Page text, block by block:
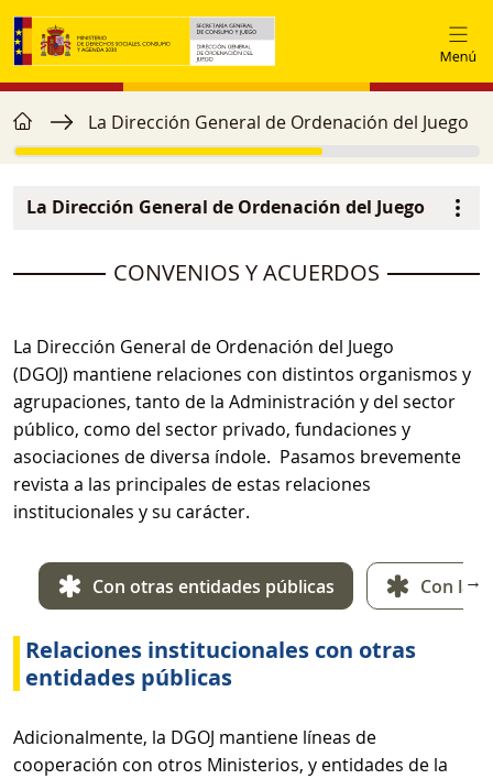
Pasar al contenido principal
Ruta de navegación
home La Dirección General de Ordenación del Juego
La Dirección General de Ordenación del Juego
CONVENIOS Y ACUERDOS
La Dirección General de Ordenación del Juego
(DGOJ) mantiene relaciones con distintos organismos y
agrupaciones, tanto de la Administración y del sector
público, como del sector privado, fundaciones y
asociaciones de diversa índole. Pasamos brevemente
revista a las principales de estas relaciones
institucionales y su carácter.
→
Con otras entidades públicas Con la
Relaciones institucionales con otras
entidades públicas
Adicionalmente, la DGOJ mantiene líneas de
cooperación con otros Ministerios, y entidades de la